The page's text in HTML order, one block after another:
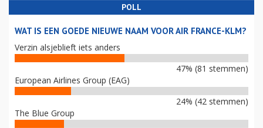
POLL
WAT IS EEN GOEDE NIEUWE NAAM VOOR AIR FRANCE-KLM?
Verzin alsjeblieft iets anders
47% (81 stemmen)
European Airlines Group (EAG)
24% (42 stemmen)
The Blue Group